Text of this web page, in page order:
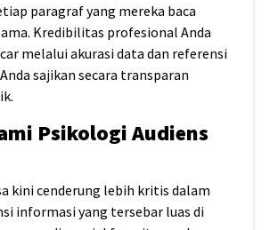
paragraf yang mereka baca
Kredibilitas profesional Anda
melalui akurasi data dan referensi
sajikan secara transparan
Psikologi Audiens
kini cenderung lebih kritis dalam
informasi yang tersebar luas di